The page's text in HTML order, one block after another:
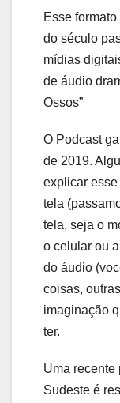
Esse
do século
mídias
de áudio
Ossos”
O Podcast
de 2019.
explicar
tela
tela, seja o
o celular ou
do áudio
coisas,
imaginação
ter.
Uma
Sudeste é